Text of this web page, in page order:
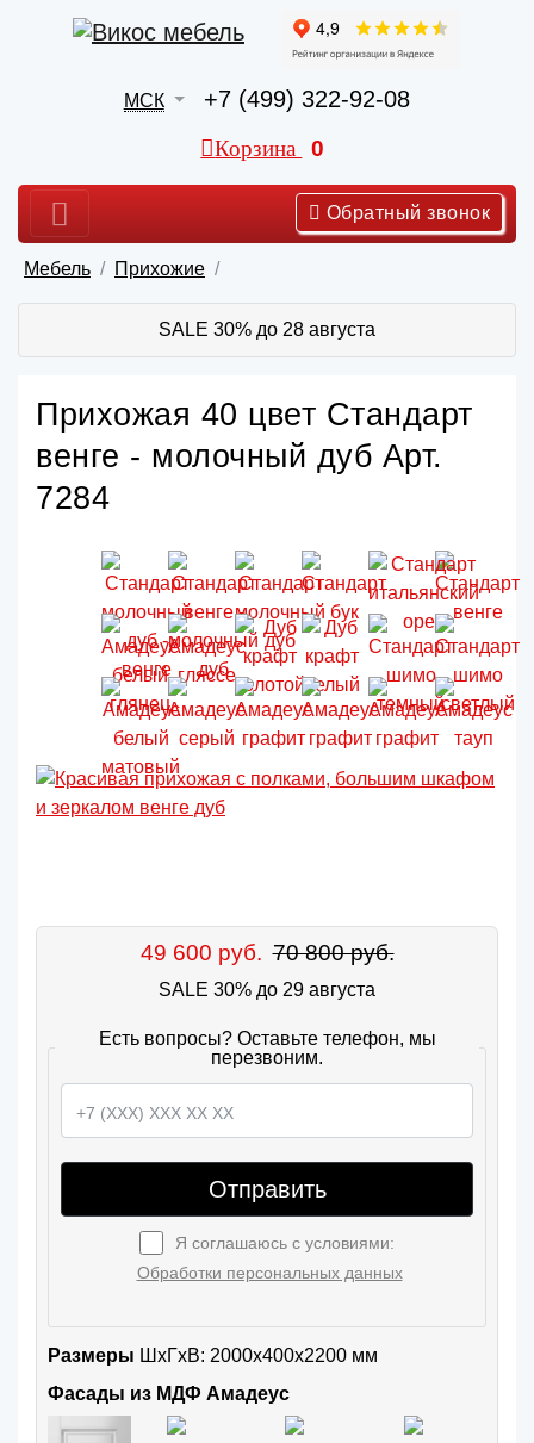
МСК +7 (499) 322-92-08
Корзина 0
Обратный звонок
Мебель Прихожие
SALE 30% до 28 августа
Прихожая 40 цвет Стандарт
венге - молочный дуб Арт.
7284
49 600 руб. 70 800 руб.
SALE 30% до 29 августа
Есть вопросы? Оставьте телефон, мы
перезвоним.
Отправить
Я соглашаюсь с условиями:
Обработки персональных данных
Размеры ШxГхВ: 2000x400x2200 мм
Фасады из МДФ Амадеус